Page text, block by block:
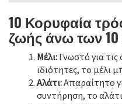
10 Κορυφαία
ζωής άνω των 10
Μέλι: Γνωστό για
ιδιότητες, το μέλι
Αλάτι:Απαραίτητο
συντήρηση, το